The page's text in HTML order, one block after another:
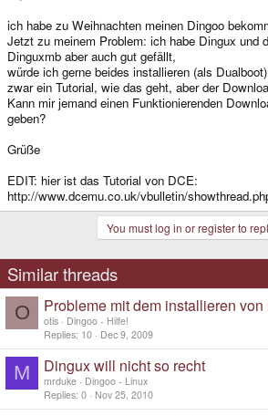
ich habe zu Weihnachten meinen Dingoo
Jetzt zu meinem Problem: ich habe Dingux und
Dinguxmb aber auch gut gefällt,
würde ich gerne beides installieren (als
zwar ein Tutorial, wie das geht, aber der
Kann mir jemand einen Funktionierenden
geben?
Grüße
EDIT: hier ist das Tutorial von DCE:
http://www.dcemu.co.uk/vbulletin/
You must log in or register to
Similar threads
O Probleme mit dem installieren
otis
Dingoo - Hilfe!
Replies 10 Dec 9, 2009
M Dingux will nicht so recht
mrduke
Dingoo - Linux
Replies 0 Nov 25, 2010